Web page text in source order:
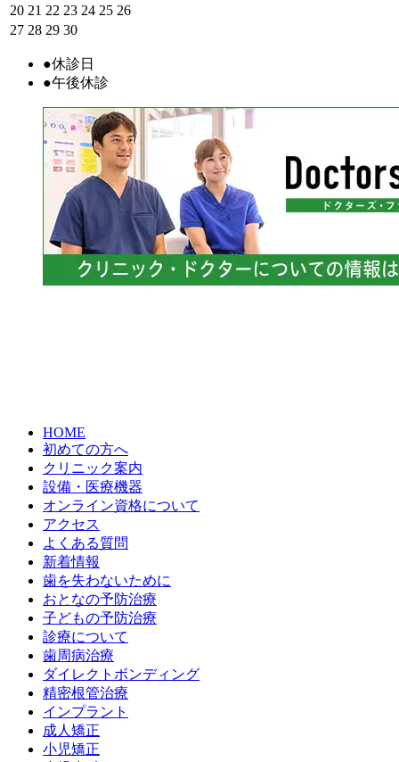
20 21 22 23 24 25 26
27 28 29 30
●休診日
●午後休診
HOME
初めての方へ
クリニック案内
設備・医療機器
オンライン資格について
アクセス
よくある質問
新着情報
歯を失わないために
おとなの予防治療
子どもの予防治療
診療について
歯周病治療
ダイレクトボンディング
精密根管治療
インプラント
成人矯正
小児矯正